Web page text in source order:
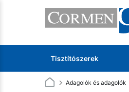
Tisztítószerek
Adagolók és adagolók